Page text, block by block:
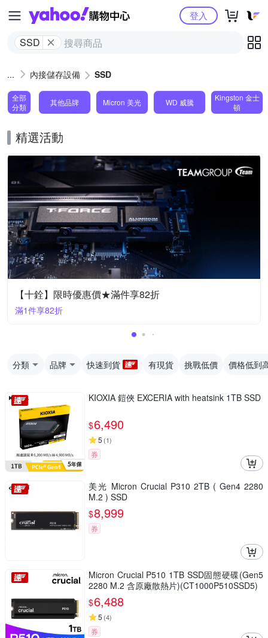
Yahoo購物中心
SSD
登入
內接儲存設備 SSD
全部
分類
其他品牌 Micron 美光 WD 威騰
Kingston 金士
頓
精選活動
【十銓】限時優惠價★滿件享82折
滿1件享82折
分類 品牌 快速到貨 有現貨 挑戰低價 價格低到
KIOXIA 鎧俠 EXCERIA with heatsink 1TB SSD
$6,490
5 (1)
券
美光 Micron Crucial P310 2TB ( Gen4 2280
M.2 ) SSD
$8,999
券
Micron Crucial P510 1TB SSD固態硬碟(Gen5
2280 M.2 含原廠散熱片)(CT1000P510SSD5)
$6,488
5 (4)
券